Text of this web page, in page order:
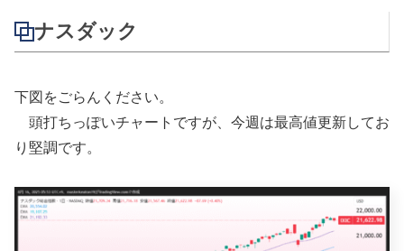
ナスダック
下図をごらんください。
頭打ちっぽいチャートですが、今週は最高値更新してお
り堅調です。